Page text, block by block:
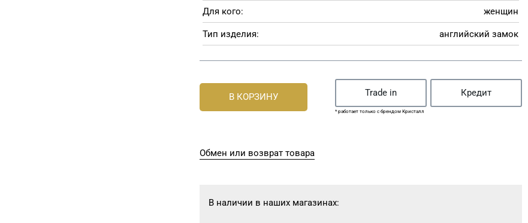
Для кого: женщин
Тип изделия: английский замок
В КОРЗИНУ Trade in Кредит
* работает только с брендом Кристалл
Обмен или возврат товара
В наличии в наших магазинах: